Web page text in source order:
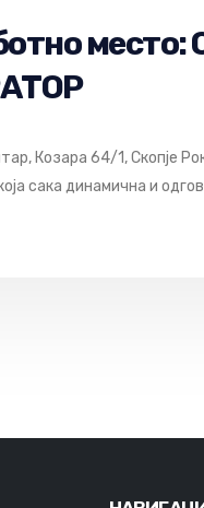
Козара 64/1, Скопје
сака динамична и